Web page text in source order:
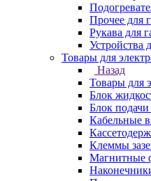
Прочее для
Рукава для
Устройства
Товары для
Назад
Товары для
Блок
Блок
Кабельные
Клеммы
Магнитные